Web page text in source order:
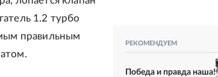
1.2 турбо
правильным
РЕКОМЕНДУЕМ
Победа и правда наша!